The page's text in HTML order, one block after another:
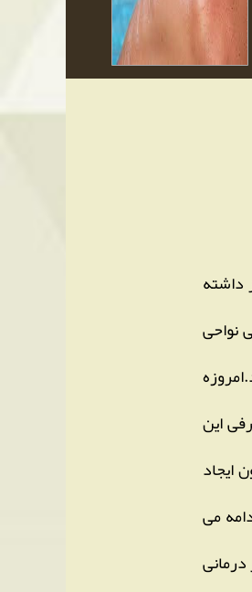
داشته
نواحی
این
ایجاد
هفته ای یک یا دو جلسه و تا 10 جلسه ادامه می